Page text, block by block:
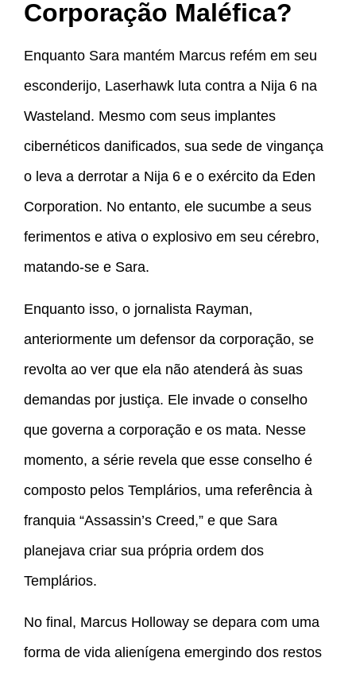
Corporação Maléfica?
Enquanto Sara mantém Marcus refém em seu
esconderijo, Laserhawk luta contra a Nija 6 na
Wasteland. Mesmo com seus implantes
cibernéticos danificados, sua sede de vingança
o leva a derrotar a Nija 6 e o exército da Eden
Corporation. No entanto, ele sucumbe a seus
ferimentos e ativa o explosivo em seu cérebro,
matando-se e Sara.
Enquanto isso, o jornalista Rayman,
anteriormente um defensor da corporação, se
revolta ao ver que ela não atenderá às suas
demandas por justiça. Ele invade o conselho
que governa a corporação e os mata. Nesse
momento, a série revela que esse conselho é
composto pelos Templários, uma referência à
franquia “Assassin’s Creed,” e que Sara
planejava criar sua própria ordem dos
Templários.
No final, Marcus Holloway se depara com uma
forma de vida alienígena emergindo dos restos